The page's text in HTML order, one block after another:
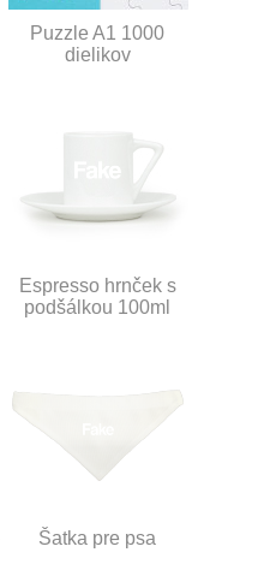
Puzzle A1 1000
dielikov
Espresso hrnček s
podšálkou 100ml
Šatka pre psa